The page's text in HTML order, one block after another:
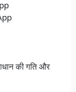
की गति और